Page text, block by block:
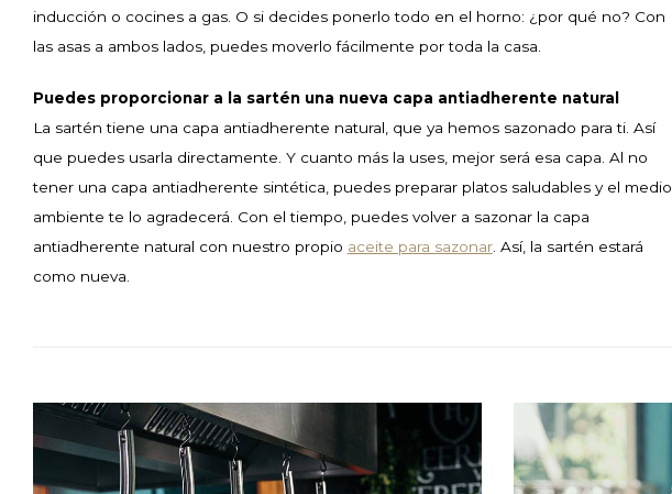
inducción o cocines a gas. O si decides ponerlo todo en el horno: ¿por qué no? Con
las asas a ambos lados, puedes moverlo fácilmente por toda la casa.
Puedes proporcionar a la sartén una nueva capa antiadherente natural
La sartén tiene una capa antiadherente natural, que ya hemos sazonado para ti. Así
que puedes usarla directamente. Y cuanto más la uses, mejor será esa capa. Al no
tener una capa antiadherente sintética, puedes preparar platos saludables y el medio
ambiente te lo agradecerá. Con el tiempo, puedes volver a sazonar la capa
antiadherente natural con nuestro propio aceite para sazonar. Así, la sartén estará
como nueva.